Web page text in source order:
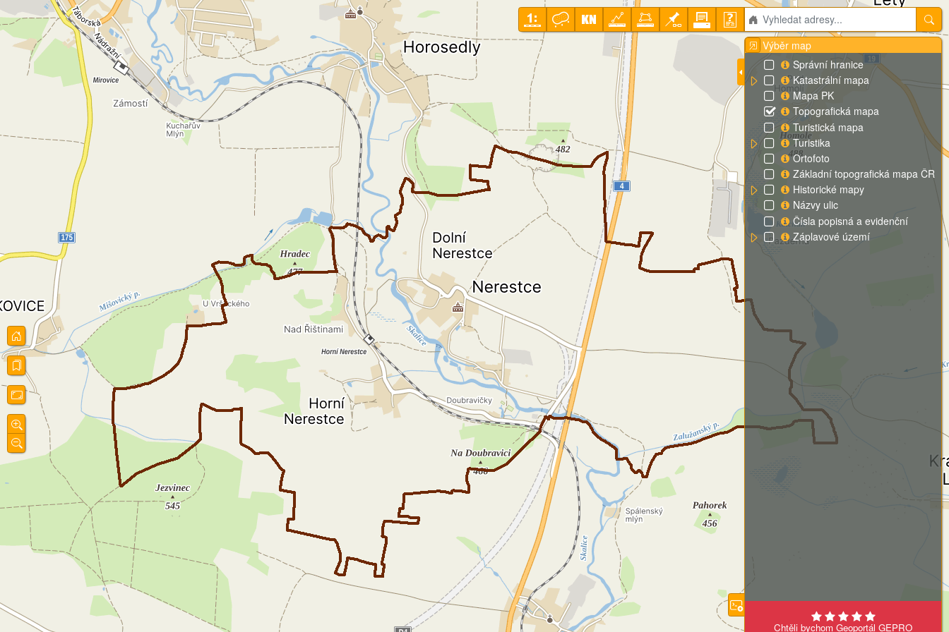
Výběr map
Správní hranice
Katastrální mapa
Mapa PK
Topografická mapa
Turistická mapa
Turistika
Ortofoto
Základní topografická mapa ČR
Historické mapy
Názvy ulic
Čísla popisná a evidenční
Záplavové území
Chtěli bychom Geoportál GEPRO